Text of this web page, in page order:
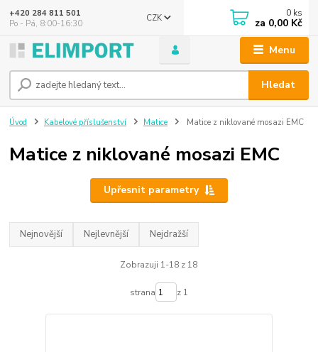
Menu
CZK
Hledat
+420 284 811 501
Po - Pá, 8:00-16:30
0 ks
za 0,00 Kč
Úvod Kabelové příslušenství Matice Matice z niklované mosazi EMC
Matice z niklované mosazi EMC
Upřesnit parametry
Nejnovější Nejlevnější Nejdražší
Zobrazuji 1-18 z 18
strana z 1